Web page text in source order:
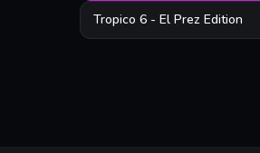
Tropico 6 - El Prez Edition